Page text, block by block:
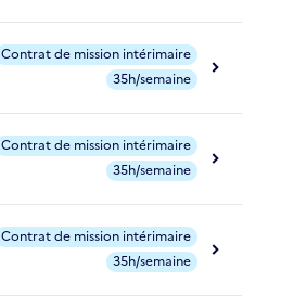
Contrat de mission intérimaire
35h/semaine
Contrat de mission intérimaire
35h/semaine
Contrat de mission intérimaire
35h/semaine